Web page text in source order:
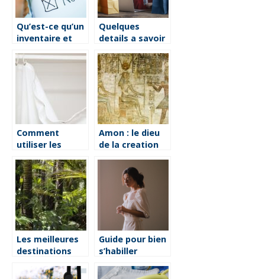
Qu’est-ce qu’un
inventaire et
?
Quelques
details a savoir
Comment
utiliser les
douche pour
decorer votre
salle de bain
Amon : le dieu
de la creation
Les meilleures
destinations
expedition en
Guide pour bien
s’habiller
mince